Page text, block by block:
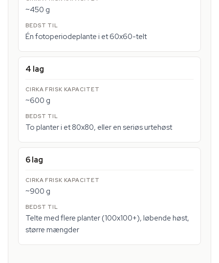
~450 g
Én fotoperiodeplante i et 60x60-telt
4 lag
~600 g
To planter i et 80x80, eller en seriøs urtehøst
6 lag
~900 g
Telte med flere planter (100x100+), løbende høst,
større mængder